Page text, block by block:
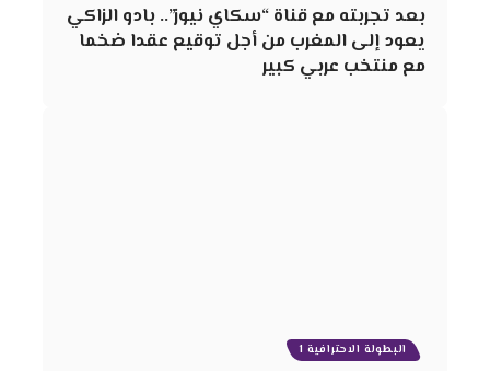
بعد تجربته مع قناة “سكاي نيوز”.. بادو الزاكي
يعود إلى المغرب من أجل توقيع عقدا ضخما
مع منتخب عربي كبير
البطولة الاحترافية 1